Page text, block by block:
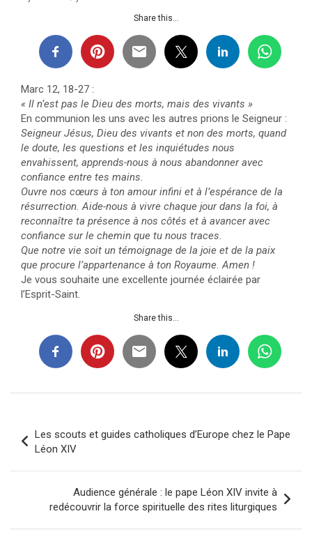
Share this...
Marc 12, 18-27 :
« Il n’est pas le Dieu des morts, mais des vivants »
En communion les uns avec les autres prions le Seigneur :
Seigneur Jésus, Dieu des vivants et non des morts, quand
le doute, les questions et les inquiétudes nous
envahissent, apprends-nous à nous abandonner avec
confiance entre tes mains.
Ouvre nos cœurs à ton amour infini et à l’espérance de la
résurrection. Aide-nous à vivre chaque jour dans la foi, à
reconnaître ta présence à nos côtés et à avancer avec
confiance sur le chemin que tu nous traces.
Que notre vie soit un témoignage de la joie et de la paix
que procure l’appartenance à ton Royaume. Amen !
Je vous souhaite une excellente journée éclairée par
l’Esprit-Saint.
Share this...
de
l’article
Les scouts et guides catholiques d’Europe chez le Pape
Léon XIV
Audience générale : le pape Léon XIV invite à
redécouvrir la force spirituelle des rites liturgiques